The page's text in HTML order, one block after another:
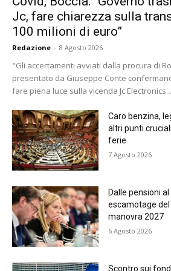
Jc, fare chiarezza sulla
100 milioni di euro”
Redazione - 8 Agosto 2026
"Gli accertamenti avviati dalla procura di
presentato da Giuseppe Conte
fare piena luce sulla vicenda Jc Electronics...
Caro benzina,
altri punti
ferie
7 Agosto 2026
Dalle pensioni
escamotage
manovra 2027
6 Agosto 2026
Scontro sui